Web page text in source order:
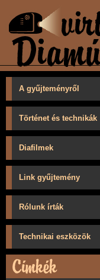
A gyűjteményről
Történet és technikák
Diafilmek
Link gyűjtemény
Rólunk írták
Technikai eszközök